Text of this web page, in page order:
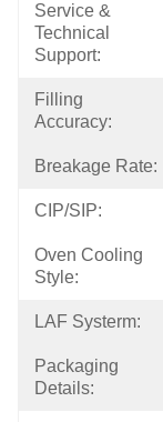
Service &
Technical
Support:
Filling
Accuracy:
Breakage Rate:
CIP/SIP:
Oven Cooling
Style:
LAF Systerm:
Packaging
Details: